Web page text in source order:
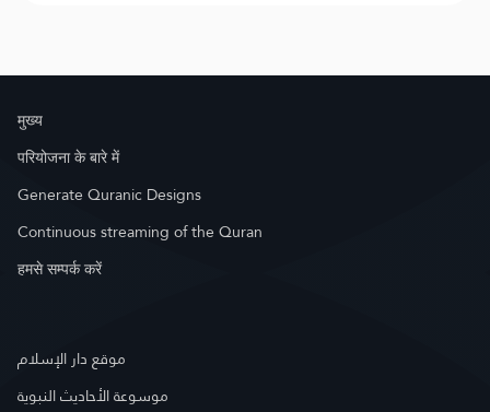
मुख्य
परियोजना के बारे में
Generate Quranic Designs
Continuous streaming of the Quran
हमसे सम्पर्क करें
موقع دار الإسلام
موسوعة الأحاديث النبوية